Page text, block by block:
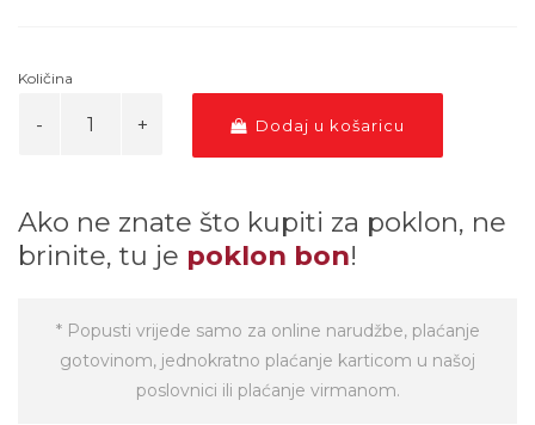
Količina
Dodaj u košaricu
Ako ne znate što kupiti za poklon, ne
brinite, tu je poklon bon!
* Popusti vrijede samo za online narudžbe, plaćanje
gotovinom, jednokratno plaćanje karticom u našoj
poslovnici ili plaćanje virmanom.